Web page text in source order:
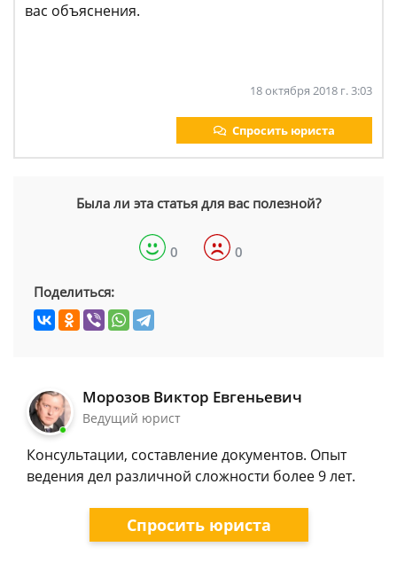
вас объяснения.
18 октября 2018 г. 3:03
Спросить юриста
Была ли эта статья для вас полезной?
0 0
Поделиться:
Морозов Виктор Евгеньевич
Ведущий юрист
Консультации, составление документов. Опыт
ведения дел различной сложности более 9 лет.
Спросить юриста